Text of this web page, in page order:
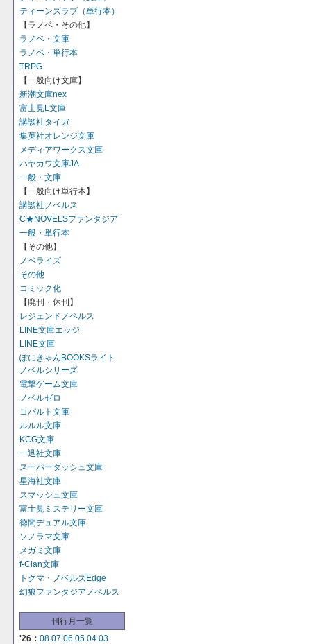
ティーンズラブ（単行本）
【ラノベ・その他】
ラノベ・文庫
ラノベ・単行本
TRPG
【一般向け文庫】
新潮文庫nex
富士見L文庫
講談社タイガ
集英社オレンジ文庫
メディアワークス文庫
ハヤカワ文庫JA
一般・文庫
【一般向け単行本】
講談社ノベルス
C★NOVELSファンタジア
一般・単行本
【その他】
ノベライズ
その他
コミック化
【廃刊・休刊】
レジェンドノベルス
LINE文庫エッジ
LINE文庫
ぽにきゃんBOOKSライト
ノベルシリーズ
電撃ゲーム文庫
ノベルゼロ
コバルト文庫
ルルル文庫
KCG文庫
一迅社文庫
スーパーダッシュ文庫
星海社文庫
スマッシュ文庫
富士見ミステリー文庫
徳間デュアル文庫
ソノラマ文庫
メガミ文庫
f-Clan文庫
トクマ・ノベルズEdge
幻狼ファンタジアノベルス
刊行月一覧
'26： 08 07 06 05 04 03